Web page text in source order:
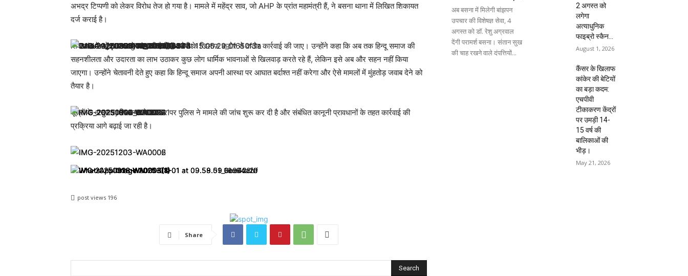
अभद्र टिप्पणी को लेकर विरोध तेज हो गया है। मामले में महेंद्र साव, जो AHP के प्रांत महामंत्री हैं, ने बसना थाना में लिखित शिकायत
दर्ज कराई है।
शिकायत में महेंद्र साव ने मांग की है कि आरोपी के खिलाफ कठोर से कठोर कार्रवाई की जाए। उन्होंने कहा कि अब तक हिन्दू समाज की
सहनशीलता और उदारता का लाभ उठाकर कुछ लोग धार्मिक भावनाओं से खिलवाड़ करते रहे हैं, लेकिन इसे अब और सहन नहीं किया
जाएगा। उन्होंने चेतावनी देते हुए कहा कि हिन्दू समाज अपनी आस्था पर आघात बर्दाश्त नहीं करेगा और ऐसे मामलों में मुंहतोड़ जवाब देने को
तैयार है।
सूत्रों के अनुसार, शिकायत के आधार पर पुलिस ने मामले की जांच शुरू कर दी है और संबंधित कानूनी प्रावधानों के तहत कार्रवाई की
प्रक्रिया आगे बढ़ाई जा रही है।
post views 196
Share
Search
अब बसना में मिलेगी बांझपन
उपचार की विशेषज्ञ सेवा, 4
अगस्त को डॉ. रेशु अग्रवाल
देंगी परामर्श बसना। संतान सुख
की चाह रखने वाले दंपत्तियों...
2 अगस्त को
लगेगा
अत्याधुनिक
फाइब्रो स्कैन...
August 1, 2026
कैंसर के खिलाफ
कांकेर की बेटियों
का बड़ा कदम:
एचपीवी
टीकाकरण केंद्रों
पर उमड़ी 14-
15 वर्ष की
बालिकाओं की
भीड़।
May 21, 2026